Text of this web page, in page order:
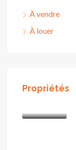
À vendre
À louer
Propriétés